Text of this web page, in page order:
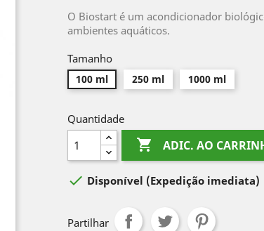
O Biostart é um acondicionador
ambientes aquáticos.
Tamanho
100 ml 250 ml 1000 ml
Quantidade
 ADIC. AO
 Disponível (Expedição imediata)
Partilhar